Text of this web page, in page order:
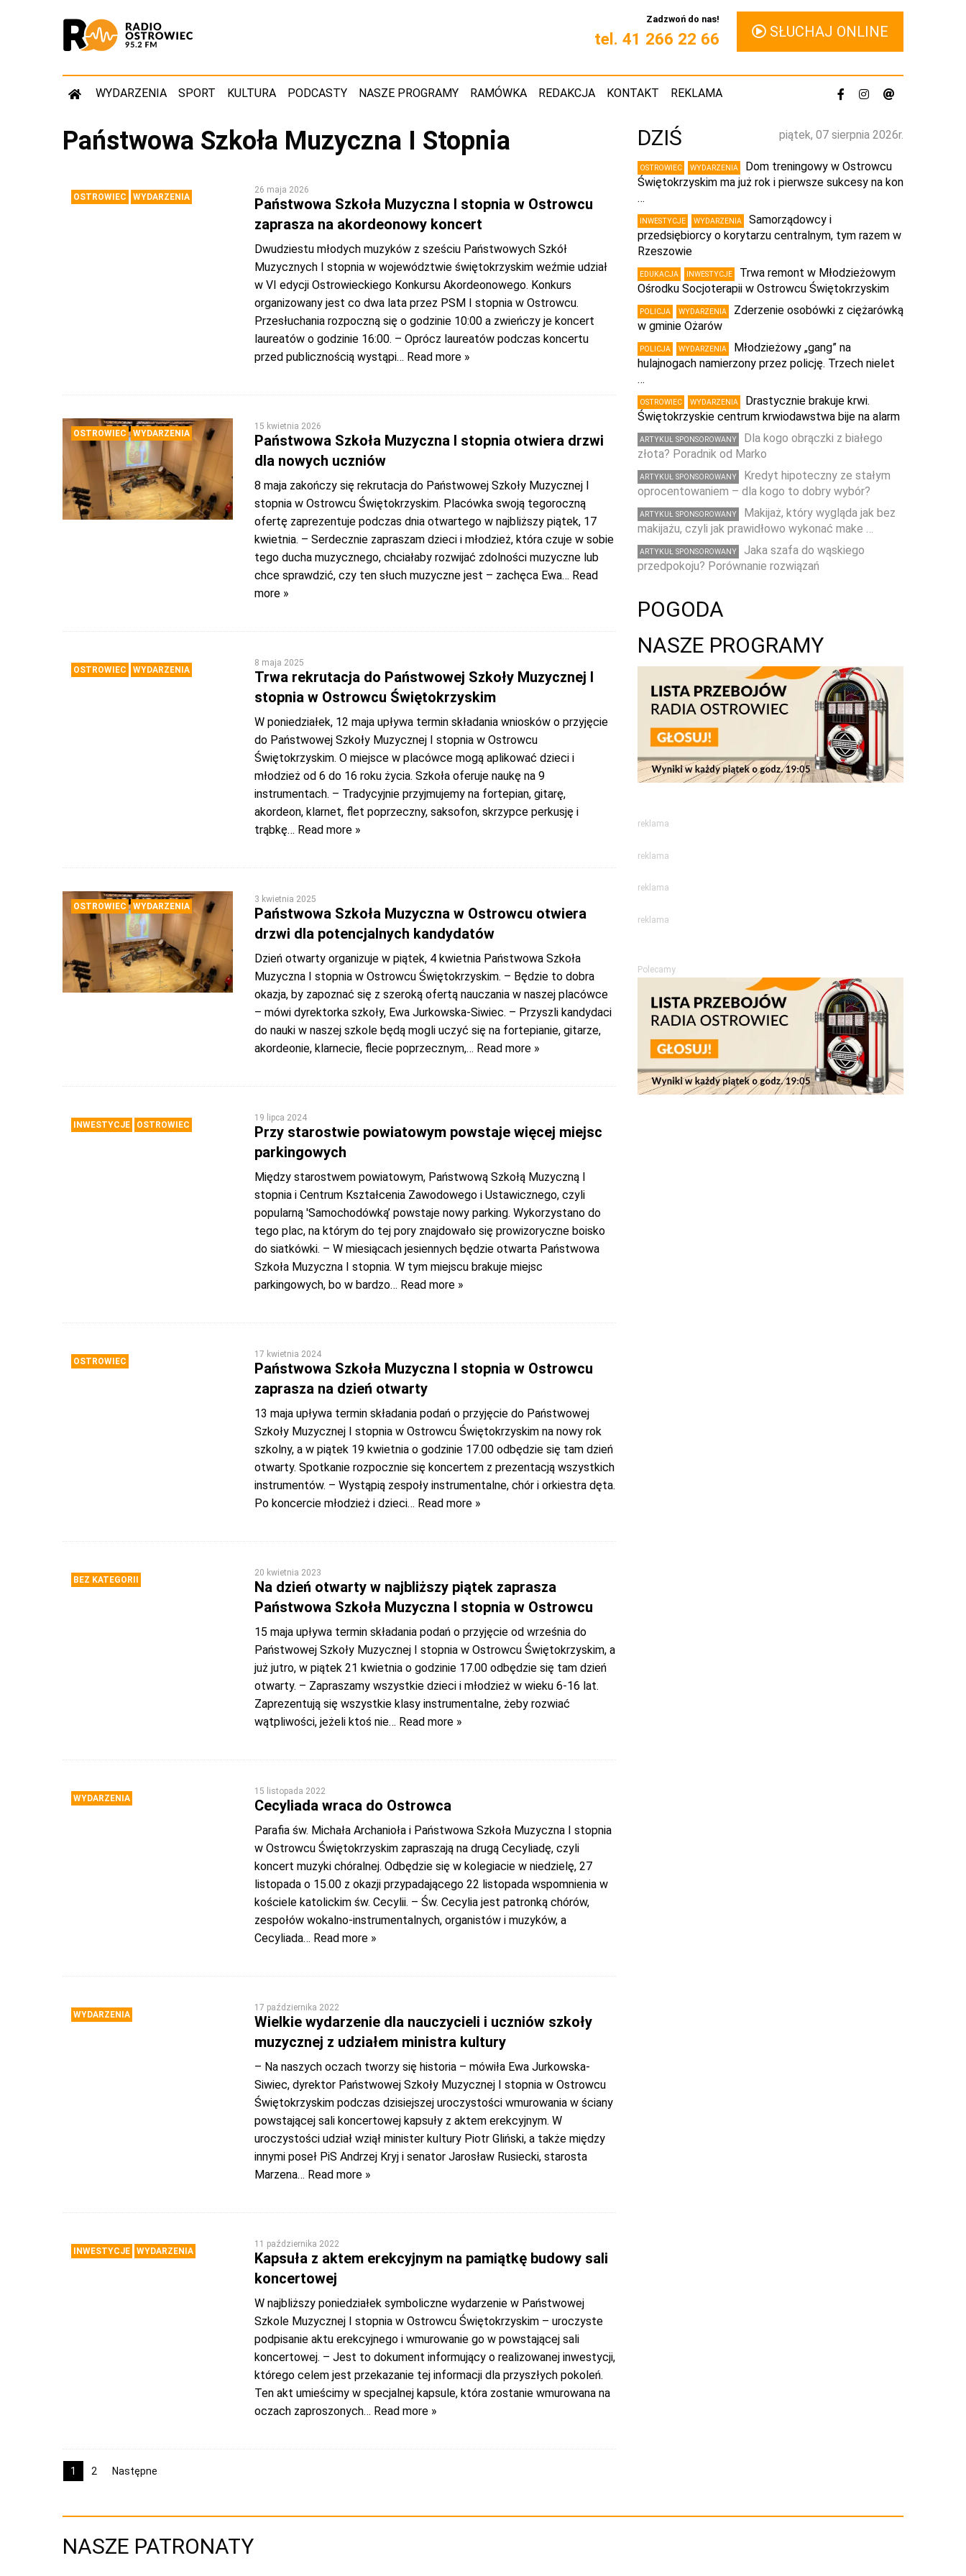
Zadzwoń do nas!
tel. 41 266 22 66 SŁUCHAJ ONLINE
WYDARZENIA SPORT KULTURA PODCASTY NASZE PROGRAMY RAMÓWKA REDAKCJA KONTAKT REKLAMA
Państwowa Szkoła Muzyczna I Stopnia
OSTROWIEC WYDARZENIA
26 maja 2026
Państwowa Szkoła Muzyczna I stopnia w Ostrowcu
zaprasza na akordeonowy koncert
Dwudziestu młodych muzyków z sześciu Państwowych Szkół
Muzycznych I stopnia w województwie świętokrzyskim weźmie udział
w VI edycji Ostrowieckiego Konkursu Akordeonowego. Konkurs
organizowany jest co dwa lata przez PSM I stopnia w Ostrowcu.
Przesłuchania rozpoczną się o godzinie 10:00 a zwieńczy je koncert
laureatów o godzinie 16:00. – Oprócz laureatów podczas koncertu
przed publicznością wystąpi… Read more »
OSTROWIEC WYDARZENIA
15 kwietnia 2026
Państwowa Szkoła Muzyczna I stopnia otwiera drzwi
dla nowych uczniów
8 maja zakończy się rekrutacja do Państwowej Szkoły Muzycznej I
stopnia w Ostrowcu Świętokrzyskim. Placówka swoją tegoroczną
ofertę zaprezentuje podczas dnia otwartego w najbliższy piątek, 17
kwietnia. – Serdecznie zapraszam dzieci i młodzież, która czuje w sobie
tego ducha muzycznego, chciałaby rozwijać zdolności muzyczne lub
chce sprawdzić, czy ten słuch muzyczne jest – zachęca Ewa… Read
more »
OSTROWIEC WYDARZENIA
8 maja 2025
Trwa rekrutacja do Państwowej Szkoły Muzycznej I
stopnia w Ostrowcu Świętokrzyskim
W poniedziałek, 12 maja upływa termin składania wniosków o przyjęcie
do Państwowej Szkoły Muzycznej I stopnia w Ostrowcu
Świętokrzyskim. O miejsce w placówce mogą aplikować dzieci i
młodzież od 6 do 16 roku życia. Szkoła oferuje naukę na 9
instrumentach. – Tradycyjnie przyjmujemy na fortepian, gitarę,
akordeon, klarnet, flet poprzeczny, saksofon, skrzypce perkusję i
trąbkę… Read more »
OSTROWIEC WYDARZENIA
3 kwietnia 2025
Państwowa Szkoła Muzyczna w Ostrowcu otwiera
drzwi dla potencjalnych kandydatów
Dzień otwarty organizuje w piątek, 4 kwietnia Państwowa Szkoła
Muzyczna I stopnia w Ostrowcu Świętokrzyskim. – Będzie to dobra
okazja, by zapoznać się z szeroką ofertą nauczania w naszej placówce
– mówi dyrektorka szkoły, Ewa Jurkowska-Siwiec. – Przyszli kandydaci
do nauki w naszej szkole będą mogli uczyć się na fortepianie, gitarze,
akordeonie, klarnecie, flecie poprzecznym,… Read more »
INWESTYCJE OSTROWIEC
19 lipca 2024
Przy starostwie powiatowym powstaje więcej miejsc
parkingowych
Między starostwem powiatowym, Państwową Szkołą Muzyczną I
stopnia i Centrum Kształcenia Zawodowego i Ustawicznego, czyli
popularną 'Samochodówką’ powstaje nowy parking. Wykorzystano do
tego plac, na którym do tej pory znajdowało się prowizoryczne boisko
do siatkówki. – W miesiącach jesiennych będzie otwarta Państwowa
Szkoła Muzyczna I stopnia. W tym miejscu brakuje miejsc
parkingowych, bo w bardzo… Read more »
OSTROWIEC
17 kwietnia 2024
Państwowa Szkoła Muzyczna I stopnia w Ostrowcu
zaprasza na dzień otwarty
13 maja upływa termin składania podań o przyjęcie do Państwowej
Szkoły Muzycznej I stopnia w Ostrowcu Świętokrzyskim na nowy rok
szkolny, a w piątek 19 kwietnia o godzinie 17.00 odbędzie się tam dzień
otwarty. Spotkanie rozpocznie się koncertem z prezentacją wszystkich
instrumentów. – Wystąpią zespoły instrumentalne, chór i orkiestra dęta.
Po koncercie młodzież i dzieci… Read more »
BEZ KATEGORII
20 kwietnia 2023
Na dzień otwarty w najbliższy piątek zaprasza
Państwowa Szkoła Muzyczna I stopnia w Ostrowcu
15 maja upływa termin składania podań o przyjęcie od września do
Państwowej Szkoły Muzycznej I stopnia w Ostrowcu Świętokrzyskim, a
już jutro, w piątek 21 kwietnia o godzinie 17.00 odbędzie się tam dzień
otwarty. – Zapraszamy wszystkie dzieci i młodzież w wieku 6-16 lat.
Zaprezentują się wszystkie klasy instrumentalne, żeby rozwiać
wątpliwości, jeżeli ktoś nie… Read more »
WYDARZENIA
15 listopada 2022
Cecyliada wraca do Ostrowca
Parafia św. Michała Archanioła i Państwowa Szkoła Muzyczna I stopnia
w Ostrowcu Świętokrzyskim zapraszają na drugą Cecyliadę, czyli
koncert muzyki chóralnej. Odbędzie się w kolegiacie w niedzielę, 27
listopada o 15.00 z okazji przypadającego 22 listopada wspomnienia w
kościele katolickim św. Cecylii. – Św. Cecylia jest patronką chórów,
zespołów wokalno-instrumentalnych, organistów i muzyków, a
Cecyliada… Read more »
WYDARZENIA
17 października 2022
Wielkie wydarzenie dla nauczycieli i uczniów szkoły
muzycznej z udziałem ministra kultury
– Na naszych oczach tworzy się historia – mówiła Ewa Jurkowska-
Siwiec, dyrektor Państwowej Szkoły Muzycznej I stopnia w Ostrowcu
Świętokrzyskim podczas dzisiejszej uroczystości wmurowania w ściany
powstającej sali koncertowej kapsuły z aktem erekcyjnym. W
uroczystości udział wziął minister kultury Piotr Gliński, a także między
innymi poseł PiS Andrzej Kryj i senator Jarosław Rusiecki, starosta
Marzena… Read more »
INWESTYCJE WYDARZENIA
11 października 2022
Kapsuła z aktem erekcyjnym na pamiątkę budowy sali
koncertowej
W najbliższy poniedziałek symboliczne wydarzenie w Państwowej
Szkole Muzycznej I stopnia w Ostrowcu Świętokrzyskim – uroczyste
podpisanie aktu erekcyjnego i wmurowanie go w powstającej sali
koncertowej. – Jest to dokument informujący o realizowanej inwestycji,
którego celem jest przekazanie tej informacji dla przyszłych pokoleń.
Ten akt umieścimy w specjalnej kapsule, która zostanie wmurowana na
oczach zaproszonych… Read more »
1 2 Następne
piątek, 07 sierpnia 2026r.
DZIŚ
OSTROWIEC WYDARZENIA
Dom treningowy w Ostrowcu
Świętokrzyskim ma już rok i pierwsze sukcesy na kon
…
INWESTYCJE WYDARZENIA
Samorządowcy i
przedsiębiorcy o korytarzu centralnym, tym razem w
Rzeszowie
EDUKACJA INWESTYCJE
Trwa remont w Młodzieżowym
Ośrodku Socjoterapii w Ostrowcu Świętokrzyskim
POLICJA WYDARZENIA
Zderzenie osobówki z ciężarówką
w gminie Ożarów
POLICJA WYDARZENIA
Młodzieżowy „gang” na
hulajnogach namierzony przez policję. Trzech nielet
…
OSTROWIEC WYDARZENIA
Drastycznie brakuje krwi.
Świętokrzyskie centrum krwiodawstwa bije na alarm
ARTYKUŁ SPONSOROWANY
Dla kogo obrączki z białego
złota? Poradnik od Marko
ARTYKUŁ SPONSOROWANY
Kredyt hipoteczny ze stałym
oprocentowaniem – dla kogo to dobry wybór?
ARTYKUŁ SPONSOROWANY
Makijaż, który wygląda jak bez
makijażu, czyli jak prawidłowo wykonać make …
ARTYKUŁ SPONSOROWANY
Jaka szafa do wąskiego
przedpokoju? Porównanie rozwiązań
POGODA
NASZE PROGRAMY
reklama
reklama
reklama
reklama
Polecamy
NASZE PATRONATY